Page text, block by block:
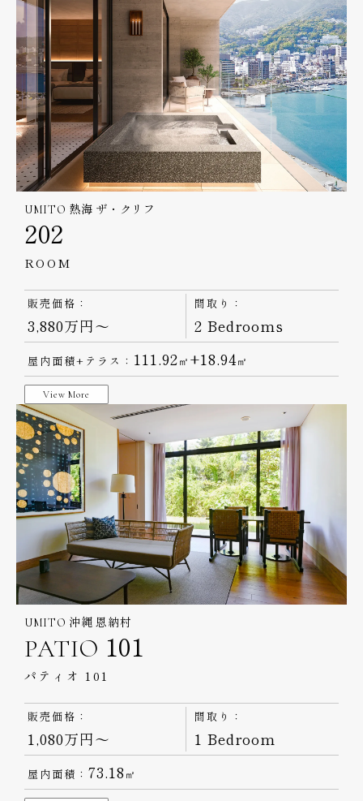
UMITO 熱海 ザ・クリフ
202
ROOM
販売価格：
3,880万円～
間取り：
2 Bedrooms
屋内面積+テラス： 111.92 ㎡ +18.94㎡
View More
UMITO 沖縄 恩納村
PATIO 101
パティオ 101
販売価格：
1,080万円～
間取り：
1 Bedroom
屋内面積： 73.18 ㎡